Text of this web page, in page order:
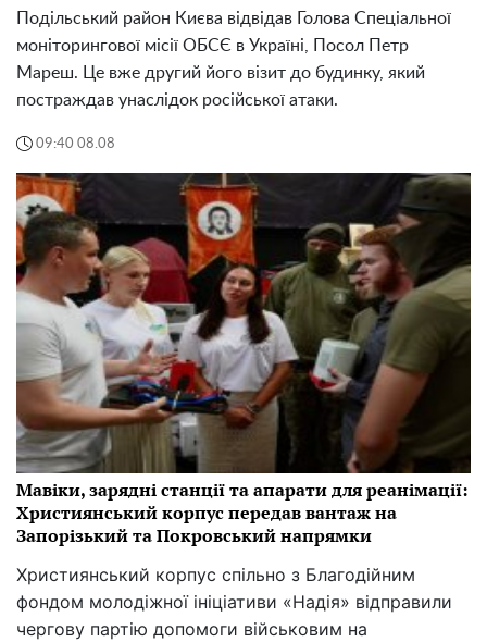
Подільський район Києва відвідав Голова Спеціальної
моніторингової місії ОБСЄ в Україні, Посол Петр
Мареш. Це вже другий його візит до будинку, який
постраждав унаслідок російської атаки.
09:40 08.08
Мавіки, зарядні станції та апарати для реанімації:
Християнський корпус передав вантаж на
Запорізький та Покровський напрямки
Християнський корпус спільно з Благодійним
фондом молодіжної ініціативи «Надія» відправили
чергову партію допомоги військовим на